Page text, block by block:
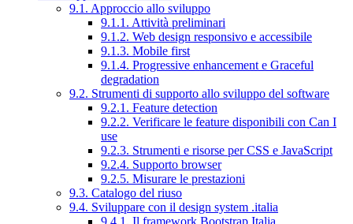
9.1. Approccio allo sviluppo
9.1.1. Attività preliminari
9.1.2. Web design responsivo e accessibile
9.1.3. Mobile first
9.1.4. Progressive enhancement e Graceful
degradation
9.2. Strumenti di supporto allo sviluppo del software
9.2.1. Feature detection
9.2.2. Verificare le feature disponibili con Can I
use
9.2.3. Strumenti e risorse per CSS e JavaScript
9.2.4. Supporto browser
9.2.5. Misurare le prestazioni
9.3. Catalogo del riuso
9.4. Sviluppare con il design system .italia
9.4.1. Il framework Bootstrap Italia